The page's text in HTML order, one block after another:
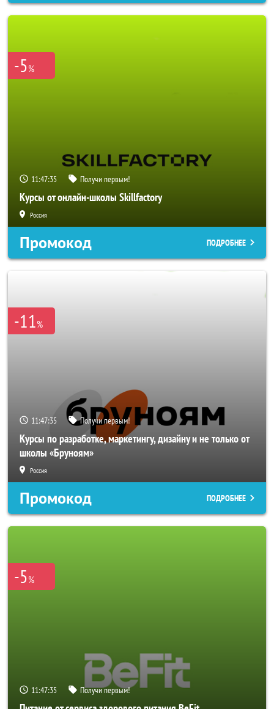
-5%
11:47:33 Получи первым!
Курсы от онлайн-школы Skillfactory
Россия
Промокод ПОДРОБНЕЕ
-11%
11:47:33 Получи первым!
Курсы по разработке, маркетингу, дизайну и не только от
школы «Бруноям»
Россия
Промокод ПОДРОБНЕЕ
-5%
11:47:33 Получи первым!